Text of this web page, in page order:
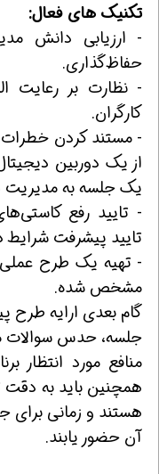
تكنیك های فعال:
- ارزیابی دانش
حفاظ‌گذاری.
- نظارت بر رعایت
كارگران.
- مستند كردن خطرات
از یك دوربین
یك جلسه به مدیریت
تایید پیشرفت شرایط
- تهیه یك طرح
مشخص شده.
گام بعدی ارایه طرح
جلسه، حدس سوالات
منافع مورد انتظار
همچنین باید به
هستند و زمانی برای
آن حضور یابند.